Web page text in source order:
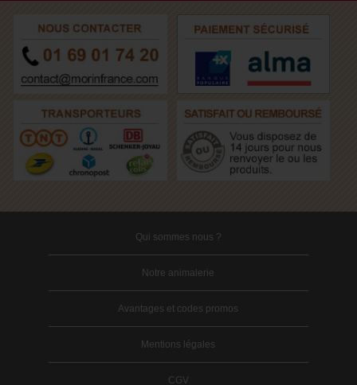
Qui sommes nous ?
Notre animalerie
Avantages et codes promos
Mentions légales
CGV